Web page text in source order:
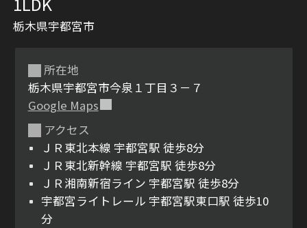
シャーメゾンとは
ルームツアー
栃木県宇都宮市
所在地
栃木県宇都宮市今泉１丁目３－７
Google Maps
アクセス
ＪＲ東北本線 宇都宮駅 徒歩8分
ＪＲ東北新幹線 宇都宮駅 徒歩8分
ＪＲ湘南新宿ライン 宇都宮駅 徒歩8分
宇都宮ライトレール 宇都宮駅東口駅 徒歩10
分